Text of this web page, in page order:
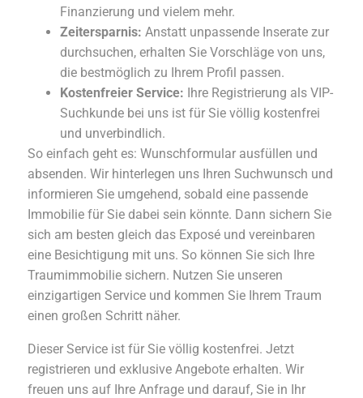
Finanzierung und vielem mehr.
Zeitersparnis: Anstatt unpassende Inserate zur
durchsuchen, erhalten Sie Vorschläge von uns,
die bestmöglich zu Ihrem Profil passen.
Kostenfreier Service: Ihre Registrierung als VIP-
Suchkunde bei uns ist für Sie völlig kostenfrei
und unverbindlich.
So einfach geht es: Wunschformular ausfüllen und
absenden. Wir hinterlegen uns Ihren Suchwunsch und
informieren Sie umgehend, sobald eine passende
Immobilie für Sie dabei sein könnte. Dann sichern Sie
sich am besten gleich das Exposé und vereinbaren
eine Besichtigung mit uns. So können Sie sich Ihre
Traumimmobilie sichern. Nutzen Sie unseren
einzigartigen Service und kommen Sie Ihrem Traum
einen großen Schritt näher.
Dieser Service ist für Sie völlig kostenfrei. Jetzt
registrieren und exklusive Angebote erhalten. Wir
freuen uns auf Ihre Anfrage und darauf, Sie in Ihr